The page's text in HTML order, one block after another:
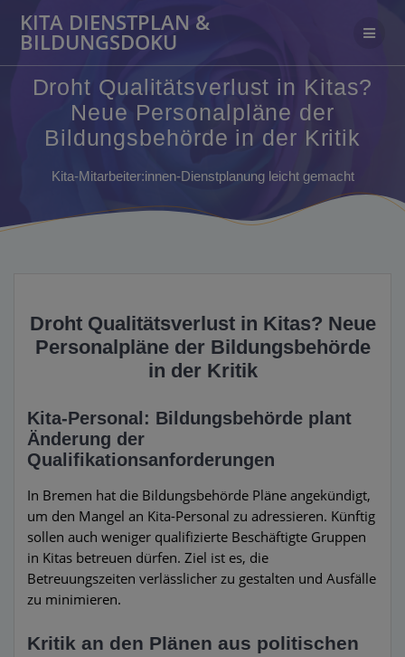
Inhalt
KITA DIENSTPLAN &
BILDUNGSDOKU
Droht Qualitätsverlust in Kitas?
Neue Personalpläne der
Bildungsbehörde in der Kritik
Kita-Mitarbeiter:innen-Dienstplanung leicht gemacht
Droht Qualitätsverlust in Kitas? Neue
Personalpläne der Bildungsbehörde
in der Kritik
Kita-Personal: Bildungsbehörde plant
Änderung der
Qualifikationsanforderungen
In Bremen hat die Bildungsbehörde Pläne angekündigt,
um den Mangel an Kita-Personal zu adressieren. Künftig
sollen auch weniger qualifizierte Beschäftigte Gruppen
in Kitas betreuen dürfen. Ziel ist es, die
Betreuungszeiten verlässlicher zu gestalten und Ausfälle
zu minimieren.
Kritik an den Plänen aus politischen